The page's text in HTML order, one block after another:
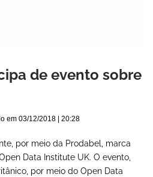
de evento sobre
em 03/12/2018 | 20:28
por meio da Prodabel, marca
Data Institute UK. O evento,
por meio do Open Data